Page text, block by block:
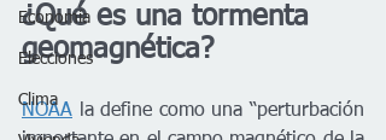
Economía
Elecciones
Clima
¿Qué es una tormenta
geomagnética?
NOAA la define como una “perturbación